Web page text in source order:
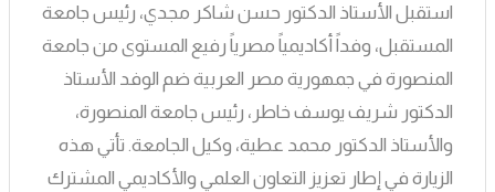
استقبل الأستاذ الدكتور حسن شاكر مجدي، رئيس جامعة
المستقبل، وفداً أكاديمياً مصرياً رفيع المستوى من جامعة
المنصورة في جمهورية مصر العربية ضم الوفد الأستاذ
الدكتور شريف يوسف خاطر، رئيس جامعة المنصورة،
والأستاذ الدكتور محمد عطية، وكيل الجامعة. تأتي هذه
الزيارة في إطار تعزيز التعاون العلمي والأكاديمي المشترك